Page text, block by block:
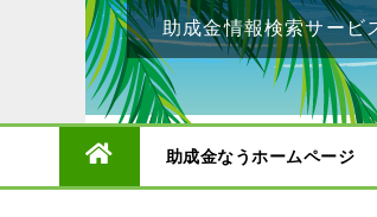
助成金情報検索サービ
助成金なうホームページ